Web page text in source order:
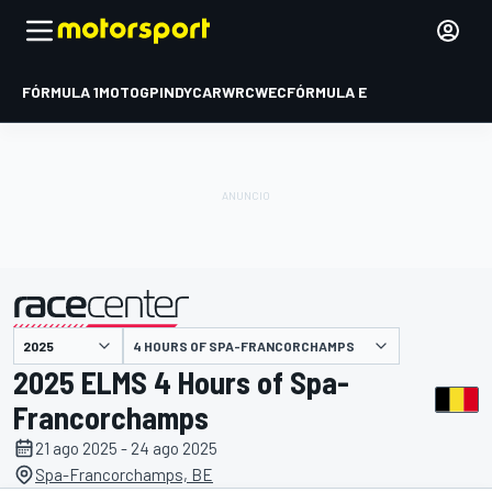
FÓRMULA 1MOTOGPINDYCARWRCWECFÓRMULA E
presentado por 4 HOURS OF SPA-FRANCORCHAMPS
2025 ELMS 4 Hours of Spa-
Francorchamps
21 ago 2025 - 24 ago 2025
Spa-Francorchamps, BE